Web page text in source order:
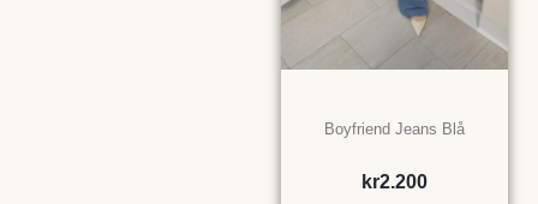
Boyfriend Jeans Blå
kr2.200